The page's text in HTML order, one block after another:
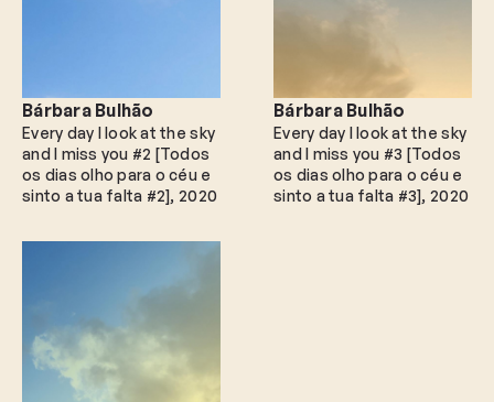
Every day I look at the sky
and I miss you #2 [Todos
os dias olho para o céu e
sinto a tua falta #2] 2020
Bárbara Bulhão
Every day I look at the sky
and I miss you #3 [Todos
os dias olho para o céu e
sinto a tua falta #3] 2020
Bárbara Bulhão